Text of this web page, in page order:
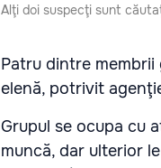
Alţi doi suspecţi sunt
Patru dintre
elenă, potrivit
Grupul se ocupa cu
muncă, dar ulterior